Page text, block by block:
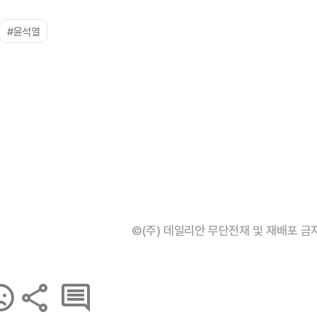
#윤석열
©(주) 데일리안 무단전재 및 재배포 금